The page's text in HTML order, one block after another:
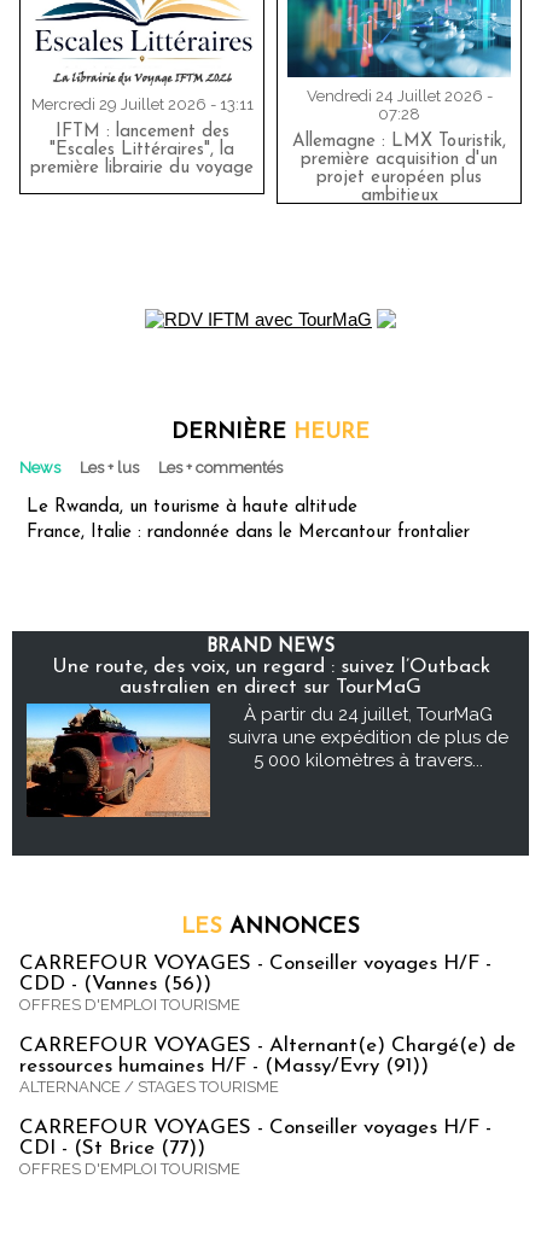
Mercredi 29 Juillet 2026 - 13:11
IFTM : lancement des
"Escales Littéraires", la
première librairie du voyage
Vendredi 24 Juillet 2026 -
07:28
Allemagne : LMX Touristik,
première acquisition d'un
projet européen plus
ambitieux
DERNIÈRE HEURE
News Les + lus Les + commentés
Le Rwanda, un tourisme à haute altitude
France, Italie : randonnée dans le Mercantour frontalier
BRAND NEWS
Une route, des voix, un regard : suivez l’Outback
australien en direct sur TourMaG
À partir du 24 juillet, TourMaG
suivra une expédition de plus de
5 000 kilomètres à travers...
LES ANNONCES
CARREFOUR VOYAGES - Conseiller voyages H/F -
CDD - (Vannes (56))
OFFRES D'EMPLOI TOURISME
CARREFOUR VOYAGES - Alternant(e) Chargé(e) de
ressources humaines H/F - (Massy/Evry (91))
ALTERNANCE / STAGES TOURISME
CARREFOUR VOYAGES - Conseiller voyages H/F -
CDI - (St Brice (77))
OFFRES D'EMPLOI TOURISME